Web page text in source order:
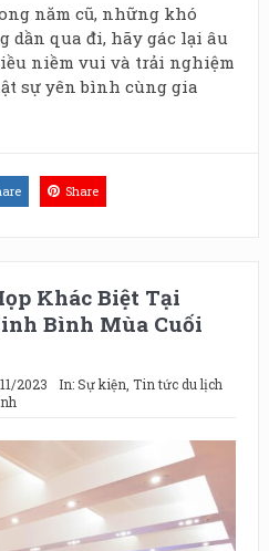
năm cũ, những khó
dần qua đi, hãy gác lại âu
niềm vui và trải nghiệm
sự yên bình cùng gia
Share
Khác Biệt Tại
Bình Mùa Cuối
2023 In:Sự kiện Tin tức du lịch